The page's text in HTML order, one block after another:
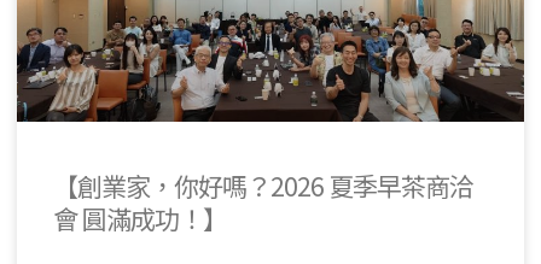
【創業家，你好嗎？2026 夏季早茶商洽
會 圓滿成功！】